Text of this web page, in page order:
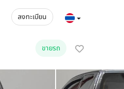
ลงทะเบียน
ขายรถ